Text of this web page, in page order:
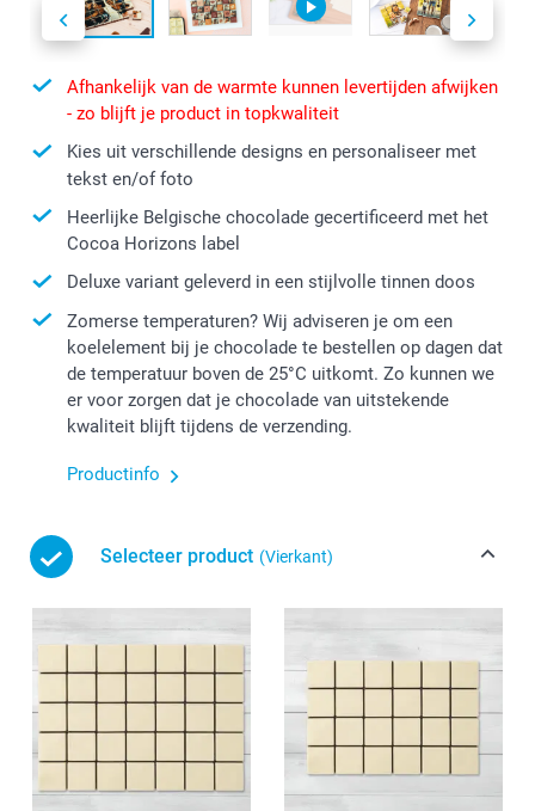
Afhankelijk van de warmte kunnen levertijden afwijken
- zo blijft je product in topkwaliteit
Kies uit verschillende designs en personaliseer met
tekst en/of foto
Heerlijke Belgische chocolade gecertificeerd met het
Cocoa Horizons label
Deluxe variant geleverd in een stijlvolle tinnen doos
Zomerse temperaturen? Wij adviseren je om een
koelelement bij je chocolade te bestellen op dagen dat
de temperatuur boven de 25°C uitkomt. Zo kunnen we
er voor zorgen dat je chocolade van uitstekende
kwaliteit blijft tijdens de verzending.
Productinfo
Selecteer product (Vierkant)